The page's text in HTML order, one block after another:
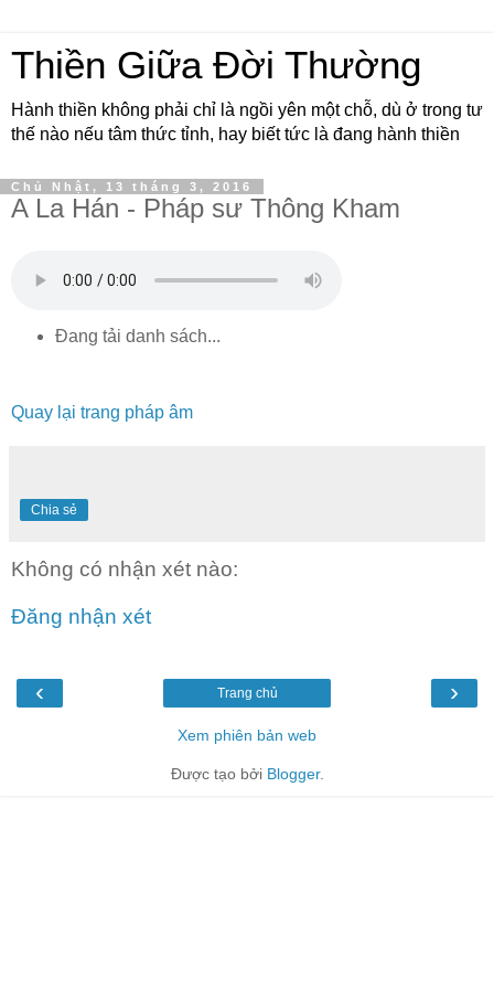
Thiền Giữa Đời Thường
Hành thiền không phải chỉ là ngồi yên một chỗ, dù ở trong tư
thế nào nếu tâm thức tỉnh, hay biết tức là đang hành thiền
Chủ Nhật, 13 tháng 3, 2016
A La Hán - Pháp sư Thông Kham
Đang tải danh sách...
Quay lại trang pháp âm
Chia sẻ
Không có nhận xét nào:
Đăng nhận xét
‹ ›
Trang chủ
Xem phiên bản web
Được tạo bởi Blogger.